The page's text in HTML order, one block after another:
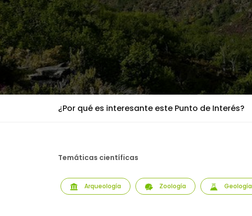
¿Por qué es interesante este Punto de Interés?
Temáticas científicas
Arqueología Zoología Geología